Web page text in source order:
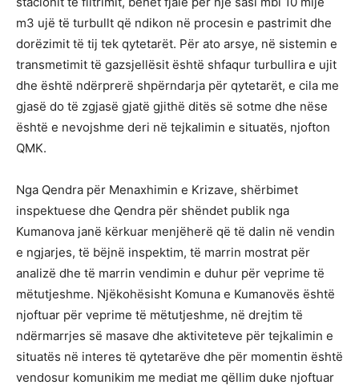
m3 ujë të turbullt që ndikon në procesin e pastrimit dhe
dorëzimit të tij tek qytetarët. Për ato arsye, në sistemin e
transmetimit të gazsjellësit është shfaqur turbullira e ujit
dhe është ndërprerë shpërndarja për qytetarët, e cila me
gjasë do të zgjasë gjatë gjithë ditës së sotme dhe nëse
është e nevojshme deri në tejkalimin e situatës, njofton
QMK.
Nga Qendra për Menaxhimin e Krizave, shërbimet
inspektuese dhe Qendra për shëndet publik nga
Kumanova janë kërkuar menjëherë që të dalin në vendin
e ngjarjes, të bëjnë inspektim, të marrin mostrat për
analizë dhe të marrin vendimin e duhur për veprime të
mëtutjeshme. Njëkohësisht Komuna e Kumanovës është
njoftuar për veprime të mëtutjeshme, në drejtim të
ndërmarrjes së masave dhe aktiviteteve për tejkalimin e
situatës në interes të qytetarëve dhe për momentin është
vendosur komunikim me mediat me qëllim duke njoftuar